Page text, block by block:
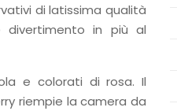
di latissima qualità
divertimento in più al
e colorati di rosa. Il
riempie la camera da